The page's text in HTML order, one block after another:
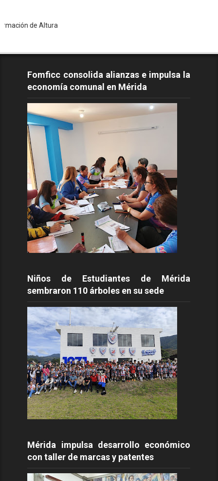
Altura
Fomficc consolida alianzas e impulsa la
economía comunal en Mérida
Niños de Estudiantes de Mérida
sembraron 110 árboles en su sede
Mérida impulsa desarrollo económico
con taller de marcas y patentes